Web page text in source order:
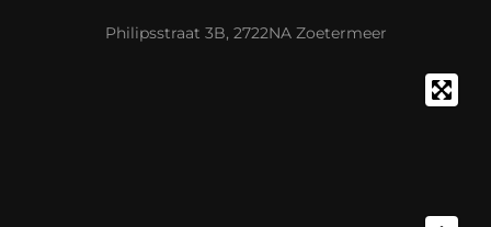
Philipsstraat 3B, 2722NA Zoetermeer